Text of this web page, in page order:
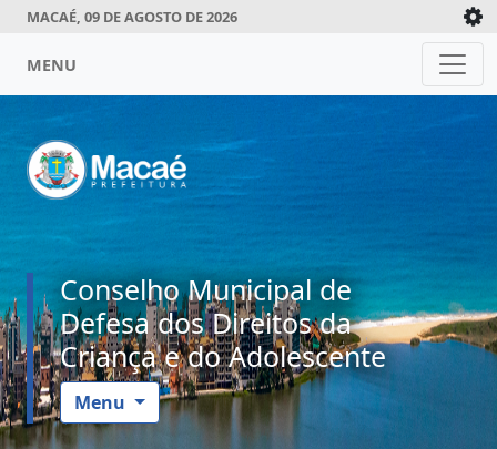
MACAÉ, 09 DE AGOSTO DE 2026
MENU
Conselho Municipal de
Defesa dos Direitos da
Criança e do Adolescente
Menu